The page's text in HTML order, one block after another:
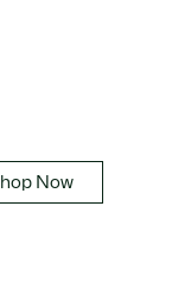
Now